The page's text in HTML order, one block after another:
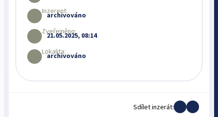
Inzerent:
archivováno
Zveřejněno:
21.05.2025, 08:14
Lokalita:
archivováno
Sdílet inzerát: